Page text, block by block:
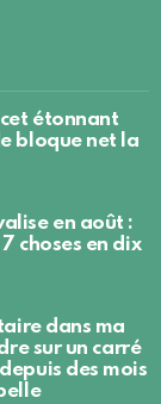
étonnant
bloque net la
en août :
choses en dix
dans ma
sur un carré
des mois